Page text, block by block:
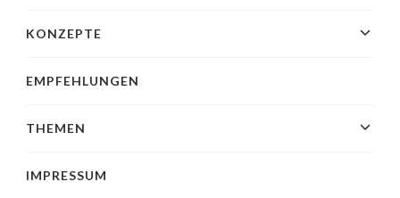
KONZEPTE
EMPFEHLUNGEN
THEMEN
IMPRESSUM